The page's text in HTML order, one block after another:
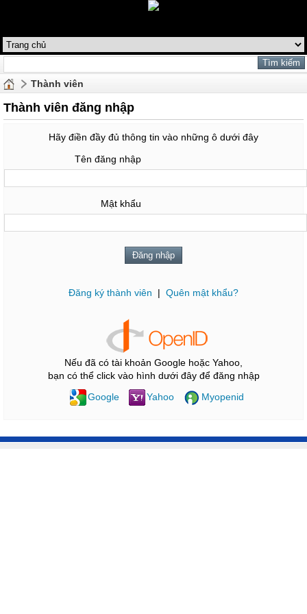
Thành viên
Thành viên đăng nhập
Hãy điền đầy đủ thông tin vào những ô dưới đây
Tên đăng nhập
Mật khẩu
Đăng ký thành viên | Quên mật khẩu?
Nếu đã có tài khoản Google hoặc Yahoo,
bạn có thể click vào hình dưới đây để đăng nhập
Google
Yahoo Myopenid